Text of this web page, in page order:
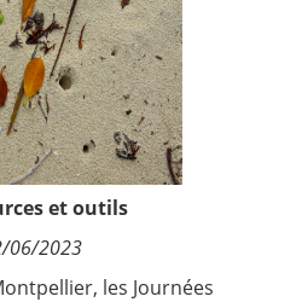
et outils
06/2023
les Journées